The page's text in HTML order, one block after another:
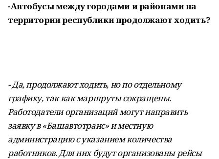
-Автобусы между городами и районами на
территории республики продолжают ходить?
- Да, продолжают ходить, но по отдельному
графику, так как маршруты сокращены.
Работодатели организаций могут направить
заявку в «Башавтотранс» и местную
администрацию с указанием количества
работников. Для них будут организованы рейсы